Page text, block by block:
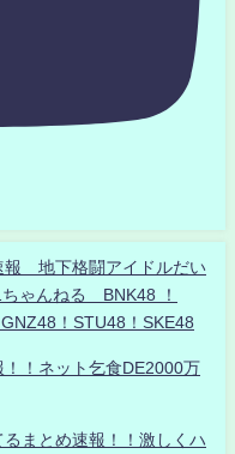
報 地下格闘アイドルだい
ゃんねる BNK48 ！
！STU48！SKE48
！ネット乞食DE2000万
まとめ速報！！激しくハ